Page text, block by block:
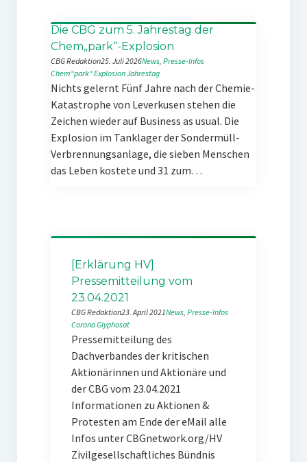
Die CBG zum 5. Jahrestag der
Chem„park“-Explosion
CBG Redaktion25. Juli 2026News, Presse-Infos
Chem“park“ExplosionJahrestag
Nichts gelernt Fünf Jahre nach der Chemie-
Katastrophe von Leverkusen stehen die
Zeichen wieder auf Business as usual. Die
Explosion im Tanklager der Sondermüll-
Verbrennungsanlage, die sieben Menschen
das Leben kostete und 31 zum…
[Erklärung HV]
Pressemitteilung vom
23.04.2021
CBG Redaktion23. April 2021News, Presse-Infos
CoronaGlyphosat
Pressemitteilung des
Dachverbandes der kritischen
Aktionärinnen und Aktionäre und
der CBG vom 23.04.2021
Informationen zu Aktionen &
Protesten am Ende der eMail alle
Infos unter CBGnetwork.org/HV
Zivilgesellschaftliches Bündnis